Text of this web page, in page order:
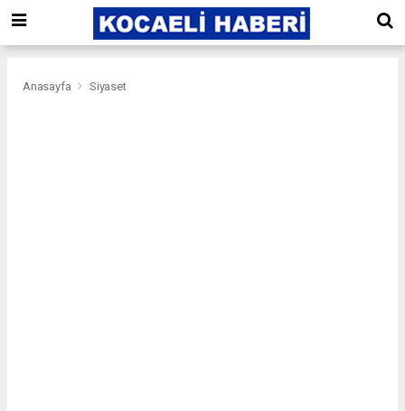
Anasayfa Siyaset